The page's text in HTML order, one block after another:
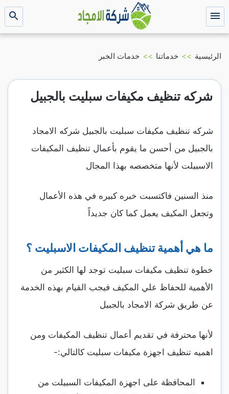
التجاوز
إلى القائمة
بحث
عن
الرئيسية >> خدماتنا >> خدمات الخبر
شركه تنظيف مكيفات سبليت بالجبيل
شركه تنظيف مكيفات سبليت بالجبيل شركه الامجاد
بالجبيل من أحسن ما يقوم بأعمال تنظيف المكيفات
الاسبيلت لأنها متخصصه بهذا المجال
منذ السنين فاكتسبت خبره كبيره في هذه الأعمال
وتجعل المكيف يعمل كما كان جديداً
ما هي أهمية تنظيف المكيفات الاسبليت ؟
خطوة تنظيف مكيفات سبليت توجد لها الكثير من
الأهمية للحفاظ علي المكيف فيجب القيام بهذه الخدمة
عن طريق شركة الامجاد بالجبيل
لأنها محترفة في تقديم أعمال تنظيف المكيفات ومن
اهميه تنظيف اجهزة مكيفات سبليت كالتالي:-
المحافظة على اجهزة المكيفات السبيلت من